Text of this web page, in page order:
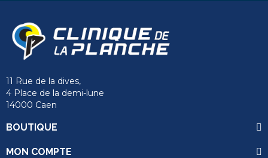
11 Rue de la dives,
4 Place de la demi-lune
14000 Caen
BOUTIQUE
MON COMPTE